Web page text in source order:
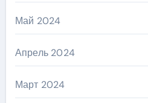
Май 2024
Апрель 2024
Март 2024